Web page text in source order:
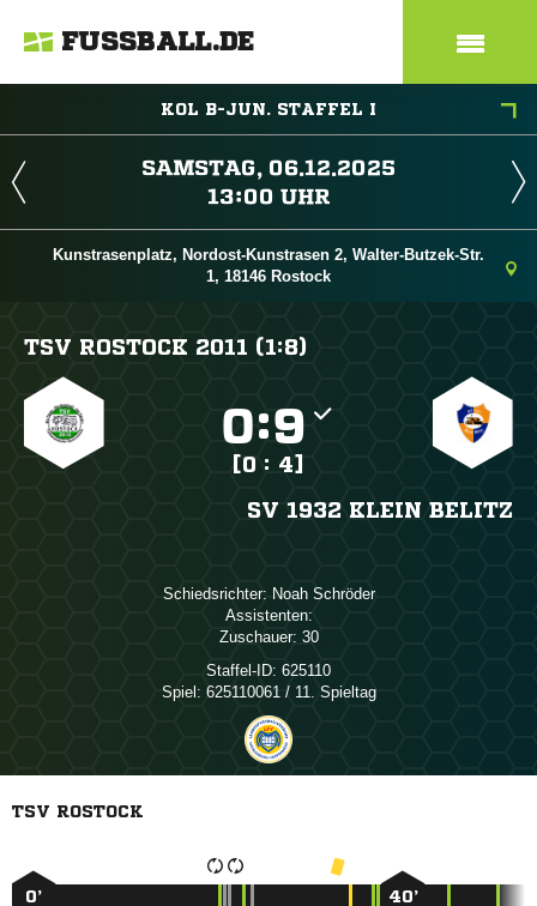
FUSSBALL.DE
KOL B-JUN. STAFFEL I
 
 
Kunstrasenplatz, Nordost-Kunstrasen 2, Walter-Butzek-Str.
1, 18146 Rostock
TSV ROSTOCK 2011 (1:8)
:
[0 : 4]
SV 1932 KLEIN BELITZ
Schiedsrichter:  
Assistenten:
Zuschauer: 30
Staffel-ID: 625110
Spiel: 625110061 / 11. Spieltag
TSV ROSTOCK
0’ 40’